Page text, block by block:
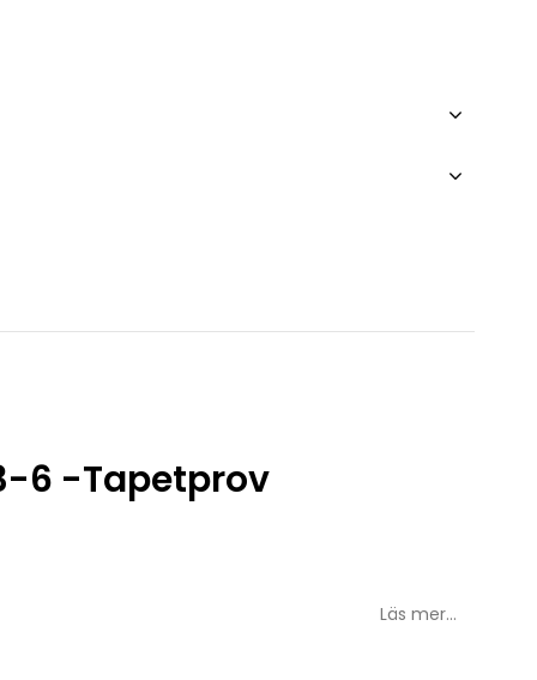
6 -Tapetprov
Läs mer...